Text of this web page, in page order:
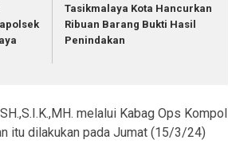
Tasikmalaya Kota Hancurkan
Ribuan Barang Bukti Hasil
Penindakan
melalui Kabag Ops Kompol
itu dilakukan pada Jumat (15/3/24)